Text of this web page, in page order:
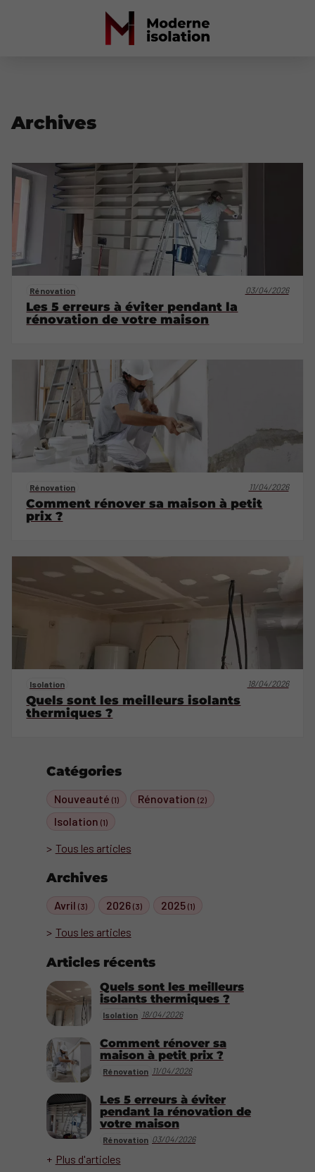
Catégories
Nouveauté (1) Rénovation(2)
Isolation (1)
Tous les articles
Archives
Avril (3) 2026(3) 2025(1)
Tous les articles
Articles récents
Isolation 18/04/2026
Quels sont les meilleurs
isolants thermiques ?
Rénovation 11/04/2026
Comment rénover sa
maison à petit prix ?
Rénovation 03/04/2026
Les 5 erreurs à éviter
pendant la rénovation de
votre maison
Plus d'articles
Archives
Rénovation 03/04/2026
Les 5 erreurs à éviter pendant la
rénovation de votre maison
Rénovation 11/04/2026
Comment rénover sa maison à petit
prix ?
Isolation 18/04/2026
Quels sont les meilleurs isolants
thermiques ?